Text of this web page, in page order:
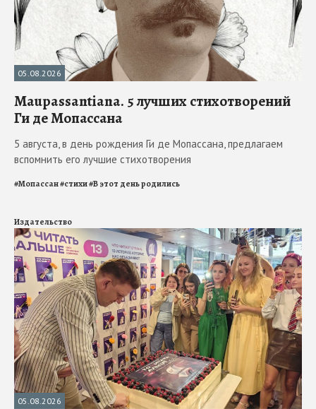
05.08.2026
Maupassantiana. 5 лучших стихотворений
Ги де Мопассана
5 августа, в день рождения Ги де Мопассана, предлагаем
вспомнить его лучшие стихотворения
#Мопассан#стихи#В этот день родились
Издательство
05.08.2026